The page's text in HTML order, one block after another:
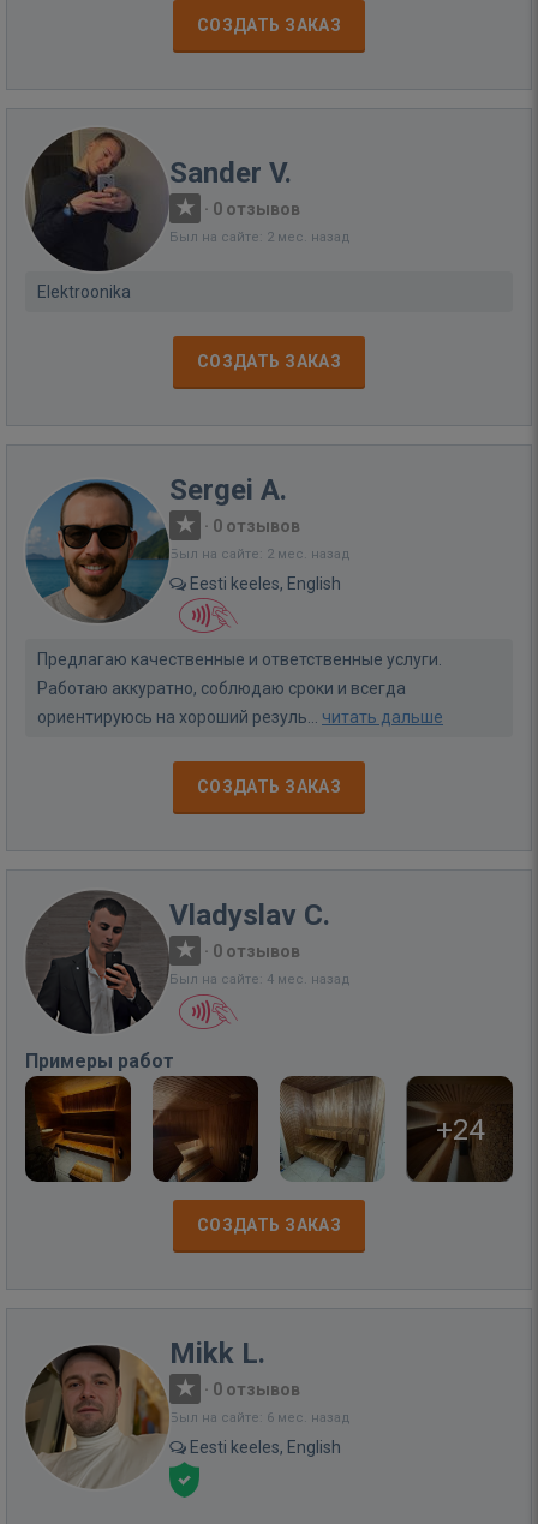
СОЗДАТЬ ЗАКАЗ
Sander V.
· 0 отзывов
Был на сайте: 2 мес. назад
Elektroonika
СОЗДАТЬ ЗАКАЗ
Sergei A.
· 0 отзывов
Был на сайте: 2 мес. назад
Eesti keeles, English
Предлагаю качественные и ответственные услуги.
Работаю аккуратно, соблюдаю сроки и всегда
ориентируюсь на хороший резуль... читать дальше
СОЗДАТЬ ЗАКАЗ
Vladyslav C.
· 0 отзывов
Был на сайте: 4 мес. назад
Примеры работ
+24
СОЗДАТЬ ЗАКАЗ
Mikk L.
· 0 отзывов
Был на сайте: 6 мес. назад
Eesti keeles, English